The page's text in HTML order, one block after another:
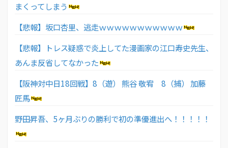
まくってしまう
【悲報】坂口杏里、逃走ｗｗｗｗｗｗｗｗｗｗｗ
【悲報】トレス疑惑で炎上してた漫画家の江口寿史先生、
あんま反省してなかった
【阪神対中日18回戦】8（遊） 熊谷 敬宥 8（捕） 加藤
匠馬
野田昇吾、5ヶ月ぶりの勝利で初の準優進出へ！！！！！